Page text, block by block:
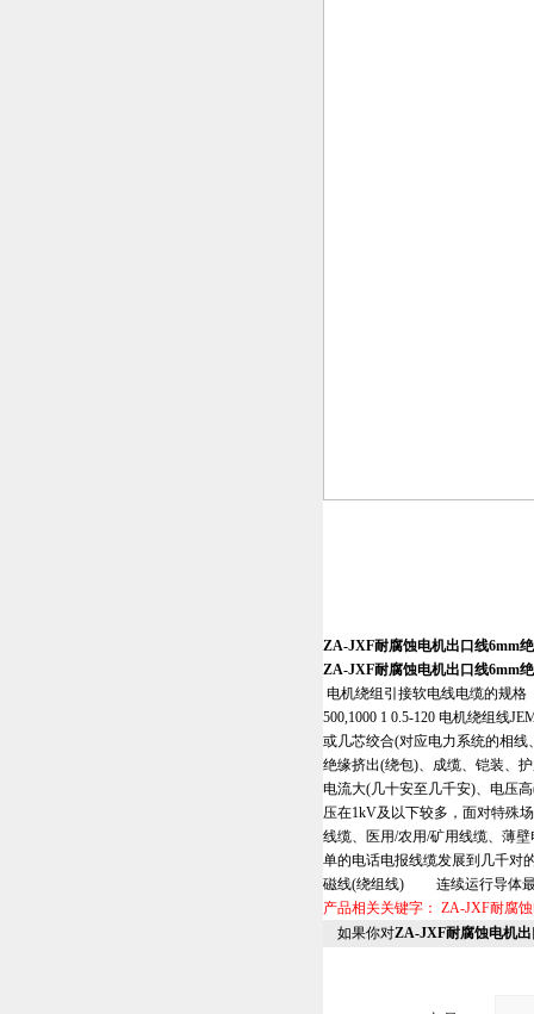
ZA-JXF耐腐蚀电机出口线6mm
ZA-JXF耐腐蚀电机出口线6mm
电机绕组引接软电线电缆的
500,1000 1 0.5-120 电机绕组
或几芯绞合(对应电力系统的相
绝缘挤出(绕包)、成缆、铠装、
电流大(几十安至几千安)、电
压在1kV及以下较多，面对特殊
线缆、医用/农用/矿用线缆、
单的电话电报线缆发展到几千
磁线(绕组线) 连续运行导体最
产品相关关键字： ZA-JXF耐腐
如果你对ZA-JXF耐腐蚀电机